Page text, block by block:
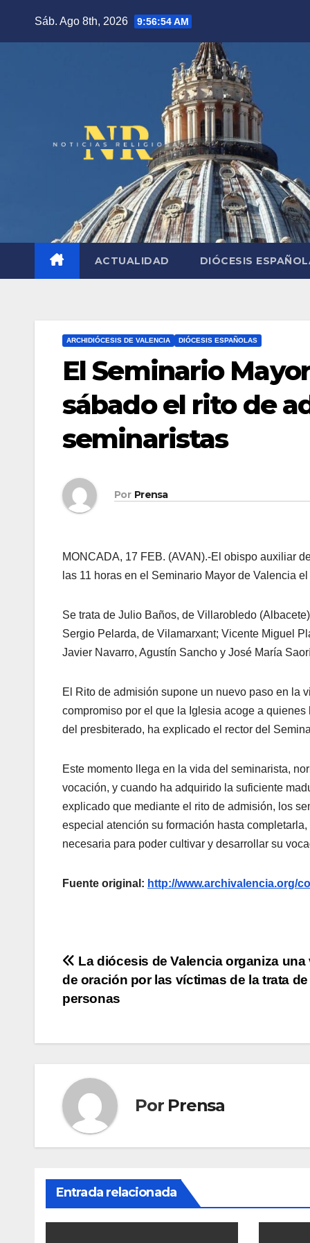
Sáb. Ago 8th, 2026 9:56:55 AM
ACTUALIDAD DIÓCESIS
ARCHIDIÓCESIS DE VALENCIA DIÓCESIS ESPAÑOLAS
El Seminario
sábado el rito de
seminaristas
Por Prensa
MONCADA, 17 FEB. (AVAN).-El obispo auxiliar
las 11 horas en el Seminario Mayor de Valencia
Se trata de Julio Baños, de Villarobledo
Sergio Pelarda, de Vilamarxant; Vicente Miguel
Javier Navarro, Agustín Sancho y José María
El Rito de admisión supone un nuevo paso en
compromiso por el que la Iglesia acoge a
del presbiterado, ha explicado el rector del
Este momento llega en la vida del seminarista,
vocación, y cuando ha adquirido la suficiente
explicado que mediante el rito de admisión, los
especial atención su formación hasta
necesaria para poder cultivar y desarrollar su
Fuente original: http://www.archivalencia.org/
Navegación
de
La diócesis de Valencia organiza una
de oración por las víctimas de la trata de
personas
Por Prensa
Entrada relacionada